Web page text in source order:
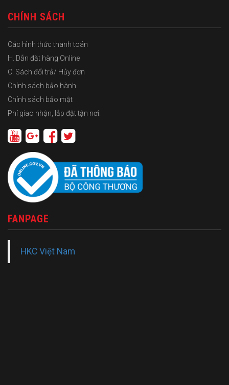
CHÍNH SÁCH
Các hình thức thanh toán
H. Dẫn đặt hàng Online
C. Sách đổi trả/ Hủy đơn
Chính sách bảo hành
Chính sách bảo mật
Phí giao nhận, lắp đặt tận nơi.
FANPAGE
HKC Việt Nam